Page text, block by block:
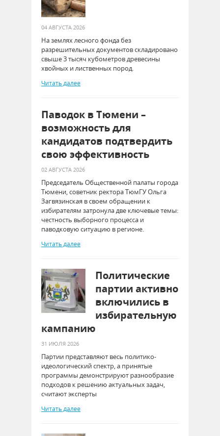
04 АВГУСТА 2026
На землях лесного фонда без
разрешительных документов складировано
свыше 3 тысяч кубометров древесины
хвойных и лиственных пород.
Читать далее
Паводок в Тюмени –
возможность для
кандидатов подтвердить
свою эффективность
02 АВГУСТА 2026
Председатель Общественной палаты города
Тюмени, советник ректора ТюмГУ Ольга
Загвязинская в своем обращении к
избирателям затронула две ключевые темы:
честность выборного процесса и
паводковую ситуацию в регионе.
Читать далее
Политические
партии активно
включились в
избирательную
кампанию
31 ИЮЛЯ 2026
Партии представляют весь политико-
идеологический спектр, а принятые
программы демонстрируют разнообразие
подходов к решению актуальных задач,
считают эксперты
Читать далее